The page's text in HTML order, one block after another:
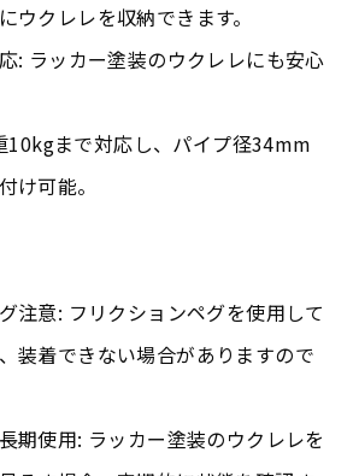
ウクレレを収納できます。
: ラッカー塗装のウクレレにも安心
10kgまで対応し、パイプ径34mm
け可能。
注意: フリクションペグを使用して
装着できない場合がありますので
期使用: ラッカー塗装のウクレレを